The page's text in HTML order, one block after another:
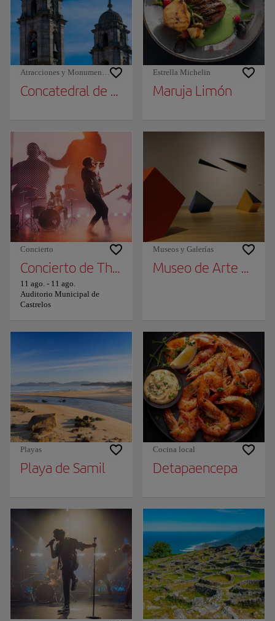
Atracciones y Monumentos
Concatedral de Santa María
Estrella Michelin
Maruja Limón
Concierto
Concierto de The Corrs en Vigo
11 ago. - 11 ago.
Auditorio Municipal de
Castrelos
Museos y Galerías
Museo de Arte
Playas
Playa de Samil
Cocina local
Detapaencepa